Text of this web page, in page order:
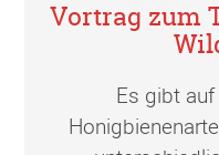
Vortrag zum
Es gibt